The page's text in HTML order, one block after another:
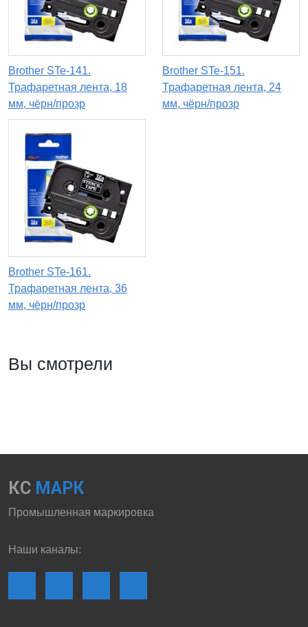
Brother STe-141.
Трафаретная лента, 18
мм, чёрн/прозр
Brother STe-151.
Трафаретная лента, 24
мм, чёрн/прозр
Brother STe-161.
Трафаретная лента, 36
мм, чёрн/прозр
Вы смотрели
КС МАРК
Промышленная маркировка
Наши каналы: